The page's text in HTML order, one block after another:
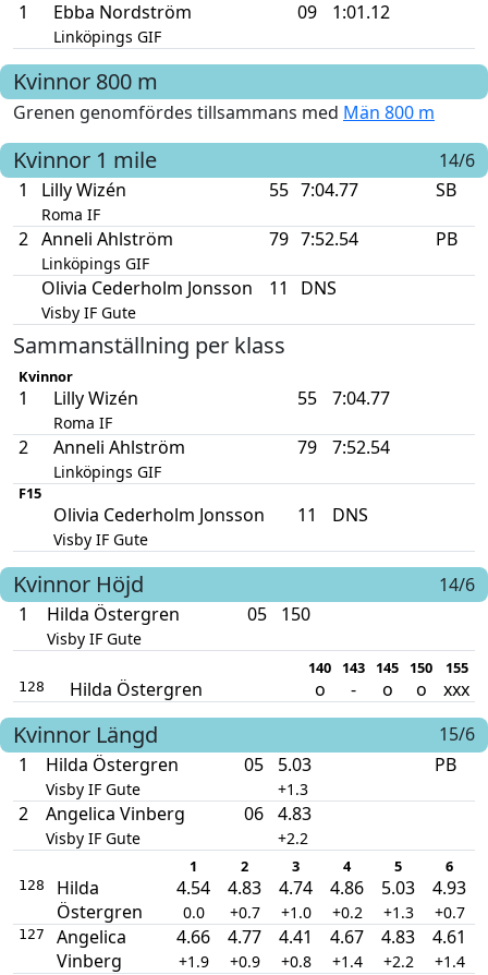
1 Ebba Nordström
Linköpings GIF
09 1:01.12
Kvinnor 800 m
Grenen genomfördes tillsammans med Män 800 m
Kvinnor 1 mile
14/6
1
Lilly Wizén
Roma IF
55 7:04.77 SB
2 Anneli Ahlström
Linköpings GIF
79 7:52.54 PB
Olivia Cederholm Jonsson
Visby IF Gute
11 DNS
Sammanställning per klass
Kvinnor
1 Lilly Wizén
Roma IF
55 7:04.77
2 Anneli Ahlström
Linköpings GIF
79 7:52.54
F15
Olivia Cederholm Jonsson
Visby IF Gute
11 DNS
Kvinnor Höjd
14/6
1
Hilda Östergren
Visby IF Gute
05 150
140 143 145 150 155
128 Hilda Östergren o - o o xxx
Kvinnor Längd
15/6
1
Hilda Östergren
Visby IF Gute
05 5.03
+1.3
PB
2 Angelica Vinberg
Visby IF Gute
06 4.83
+2.2
1 2 3 4 5 6
128
Hilda
Östergren
4.54
0.0
4.83
+0.7
4.74
+1.0
4.86
+0.2
5.03
+1.3
4.93
+0.7
127
Angelica
Vinberg
4.66
+1.9
4.77
+0.9
4.41
+0.8
4.67
+1.4
4.83
+2.2
4.61
+1.4